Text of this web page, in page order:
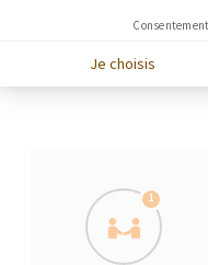
La Maison Des
1
Je choisis